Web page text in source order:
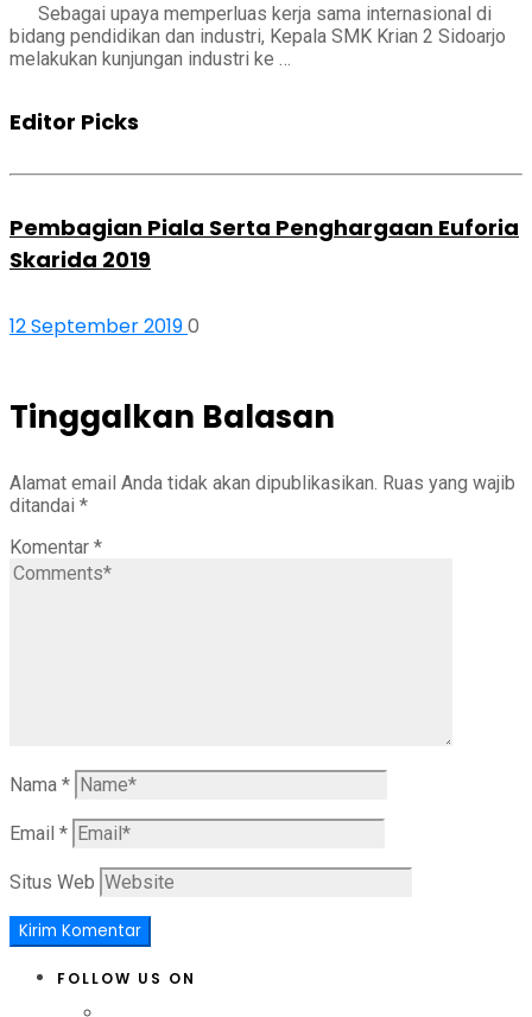
Sebagai upaya memperluas kerja sama internasional di
bidang pendidikan dan industri, Kepala SMK Krian 2 Sidoarjo
melakukan kunjungan industri ke …
Editor Picks
Pembagian Piala Serta Penghargaan Euforia
Skarida 2019
12 September 20190
Tinggalkan Balasan
Alamat email Anda tidak akan dipublikasikan. Ruas yang wajib
ditandai *
Komentar *
Nama *
Email *
Situs Web
FOLLOW US ON